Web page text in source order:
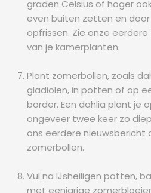
graden Celsius of hoger
even buiten zetten en
opfrissen. Zie onze
van je kamerplanten.
Plant zomerbollen, zoals
gladiolen, in potten of op
border. Een dahlia plant je
ongeveer twee keer zo
ons eerdere nieuwsbericht
zomerbollen.
Vul na IJsheiligen potten,
met eenjarige